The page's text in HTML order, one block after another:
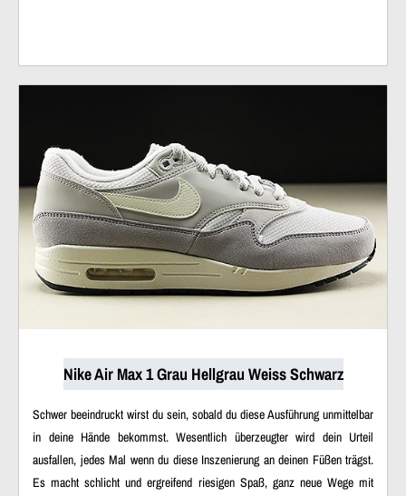
Nike Air Max 1 Grau Hellgrau Weiss Schwarz
Schwer beeindruckt wirst du sein, sobald du diese Ausführung unmittelbar
in deine Hände bekommst. Wesentlich überzeugter wird dein Urteil
ausfallen, jedes Mal wenn du diese Inszenierung an deinen Füßen trägst.
Es macht schlicht und ergreifend riesigen Spaß, ganz neue Wege mit